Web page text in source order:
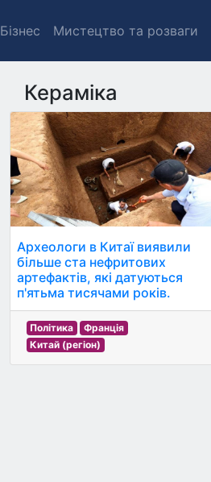
Бізнес Мистецтво та розваги
Кераміка
Археологи в Китаї виявили
більше ста нефритових
артефактів, які датуються
п'ятьма тисячами років.
Політика
Франція
Китай (регіон)